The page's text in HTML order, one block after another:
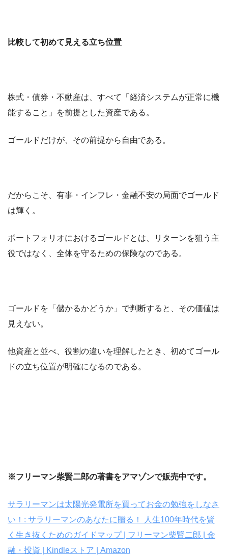
比較して初めて見える立ち位置
株式・債券・不動産は、すべて「経済システムが正常に機
能すること」を前提とした資産である。
ゴールドだけが、その前提から自由である。
だからこそ、有事・インフレ・金融不安の局面でゴールド
は輝く。
ポートフォリオにおけるゴールドとは、リターンを狙う主
役ではなく、全体を守るための保険なのである。
ゴールドを「儲かるかどうか」で判断すると、その価値は
見えない。
他資産と並べ、役割の違いを理解したとき、初めてゴール
ドの立ち位置が明確になるのである。
※フリーマン柴賢二郎の著書をアマゾンで販売中です。
サラリーマンは太陽光発電所を買ってお金の勉強をしなさ
い！: サラリーマンのあなたに贈る！ 人生100年時代を賢
く生き抜くためのガイドマップ | フリーマン柴賢二郎 | 金
融・投資 | Kindleストア | Amazon